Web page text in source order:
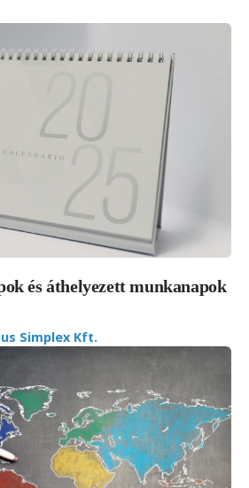
és áthelyezett munkanapok
Simplex Kft.